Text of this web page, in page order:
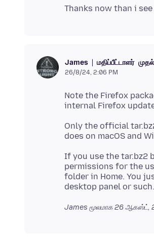
James மதிப்பீட்டாளர்
26/8/24, 2:06 PM
Note the Firefox
Only the official
does on macOS and
If you use the tar.bz2
permissions for the
folder in Home. You
James மூலமாக26 ஆகஸ்ட்,